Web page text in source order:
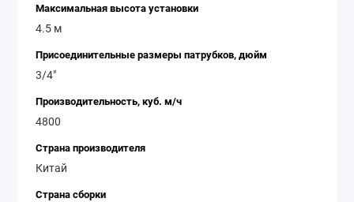
энергию и имеет привлекательный дизайн.
Приобретая эту модель, вы получаете надежное и
Максимальная высота установки
4.5 м
Присоединительные размеры патрубков, дюйм
3/4"
Производительность, куб. м/ч
4800
Страна производителя
Китай
Страна сборки